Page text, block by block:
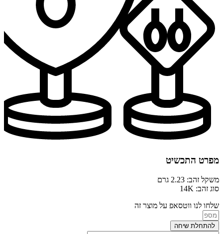
מפרט התכשיט
משקל זהב: 2.23 גרם
סוג זהב: 14K
שלחו לנו ווטסאפ על מוצר זה
להתחלת שיחה